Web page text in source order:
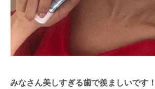
みなさん美しすぎる歯で羨ましいです！